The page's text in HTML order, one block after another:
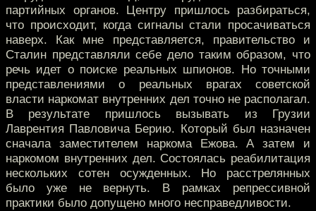
партийных органов. Центру пришлось разбираться,
что происходит, когда сигналы стали просачиваться
наверх. Как мне представляется, правительство и
Сталин представляли себе дело таким образом, что
речь идет о поиске реальных шпионов. Но точными
представлениями о реальных врагах советской
власти наркомат внутренних дел точно не располагал.
В результате пришлось вызывать из Грузии
Лаврентия Павловича Берию. Который был назначен
сначала заместителем наркома Ежова. А затем и
наркомом внутренних дел. Состоялась реабилитация
нескольких сотен осужденных. Но расстрелянных
было уже не вернуть. В рамках репрессивной
практики было допущено много несправедливости.